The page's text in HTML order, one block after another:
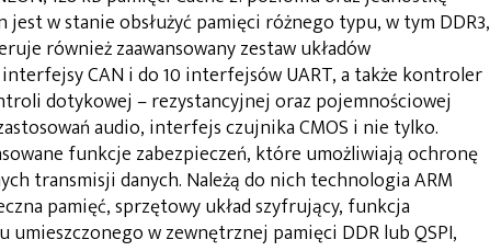
w stanie obsłużyć pamięci różnego typu, w tym DDR3,
również zaawansowany zestaw układów
CAN i do 10 interfejsów UART, a także kontroler
dotykowej – rezystancyjnej oraz pojemnościowej
audio, interfejs czujnika CMOS i nie tylko.
funkcje zabezpieczeń, które umożliwiają ochronę
transmisji danych. Należą do nich technologia ARM
pamięć, sprzętowy układ szyfrujący, funkcja
w zewnętrznej pamięci DDR lub QSPI,